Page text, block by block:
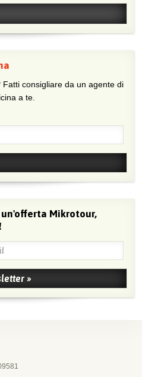
consigliare da un agente di
a te.
Mikrotour,